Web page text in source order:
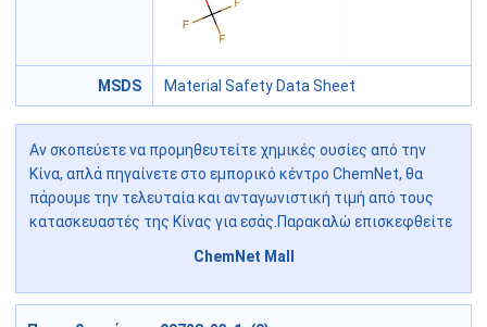
MSDS Material Safety Data Sheet
Αν σκοπεύετε να προμηθευτείτε χημικές ουσίες από την
Κίνα, απλά πηγαίνετε στο εμπορικό κέντρο ChemNet, θα
πάρουμε την τελευταία και ανταγωνιστική τιμή από τους
κατασκευαστές της Κίνας για εσάς.Παρακαλώ επισκεφθείτε
ChemNet Mall